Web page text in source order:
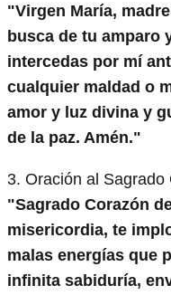
"Virgen María,
busca de tu amparo
intercedas por mí
cualquier maldad o
amor y luz divina y
de la paz. Amén."
3. Oración al Sagrado
"Sagrado Corazón
misericordia, te
malas energías que
infinita sabiduría,